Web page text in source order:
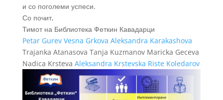
и со поголеми успеси.
Со почит,
Тимот на Библиотека Феткин Кавадарци
Petar Gurev Vesna Grkova Aleksandra Karakashova
Trajanka Atanasova Tanja Kuzmanov Maricka Geceva
Nadica Krsteva Aleksandra Krstevska Riste Koledarov